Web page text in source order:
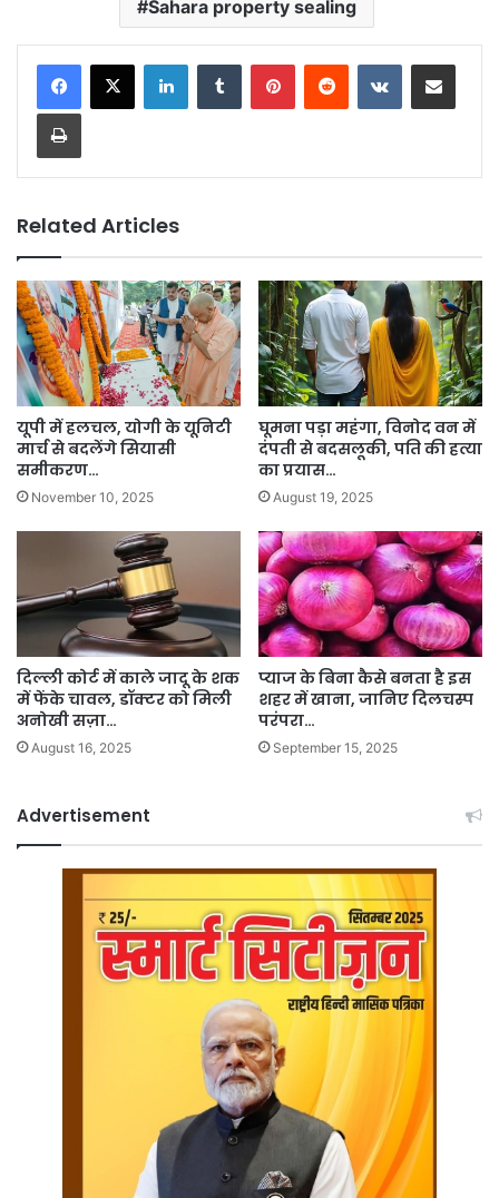
Sahara property sealing
LinkedInTumblr PinterestReddit VKontakteShare via Email
Print
Related Articles
यूपी में हलचल, योगी के यूनिटी
मार्च से बदलेंगे सियासी
समीकरण…
November 10, 2025
घूमना पड़ा महंगा, विनोद वन में
दंपती से बदसलूकी, पति की हत्या
का प्रयास…
August 19, 2025
दिल्ली कोर्ट में काले जादू के शक
में फेंके चावल, डॉक्टर को मिली
अनोखी सज़ा…
August 16, 2025
प्याज के बिना कैसे बनता है इस
शहर में खाना, जानिए दिलचस्प
परंपरा…
September 15, 2025
Advertisement